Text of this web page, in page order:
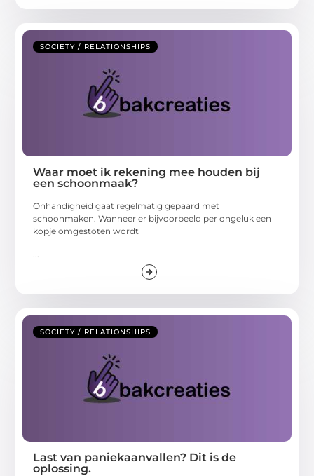
SOCIETY / RELATIONSHIPS
Waar moet ik rekening mee houden bij
een schoonmaak?
Onhandigheid gaat regelmatig gepaard met
schoonmaken. Wanneer er bijvoorbeeld per ongeluk een
kopje omgestoten wordt
SOCIETY / RELATIONSHIPS
Last van paniekaanvallen? Dit is de
oplossing.